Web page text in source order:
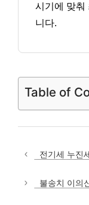
시기에 맞춰
니다.
Table of
전기세 누진
불송치 이의